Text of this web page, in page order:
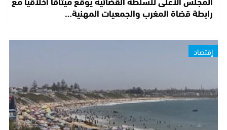
رابطة قضاة المغرب والجمعيات المهنية…
إقتصاد